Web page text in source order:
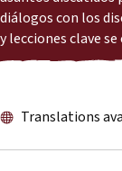
Déclarations
diálogos con los
y lecciones clave
Translations